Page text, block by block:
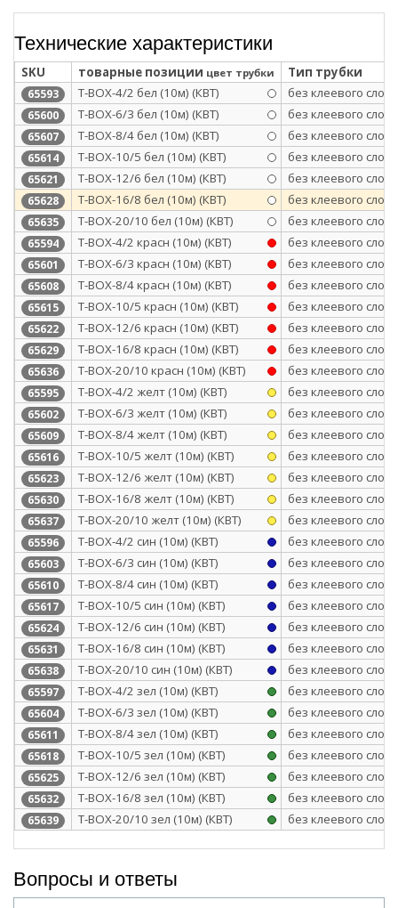
Технические характеристики
SKU товарные позиции цвет трубки Тип трубки
65593 Т-BOX-4/2 бел (10м) (КВТ) без клеевого слоя
65600 Т-BOX-6/3 бел (10м) (КВТ) без клеевого слоя
65607 Т-BOX-8/4 бел (10м) (КВТ) без клеевого слоя
65614 Т-BOX-10/5 бел (10м) (КВТ) без клеевого слоя
65621 Т-BOX-12/6 бел (10м) (КВТ) без клеевого слоя
65628 Т-BOX-16/8 бел (10м) (КВТ) без клеевого слоя
65635 Т-BOX-20/10 бел (10м) (КВТ) без клеевого слоя
65594 Т-BOX-4/2 красн (10м) (КВТ) без клеевого слоя
65601 Т-BOX-6/3 красн (10м) (КВТ) без клеевого слоя
65608 Т-BOX-8/4 красн (10м) (КВТ) без клеевого слоя
65615 Т-BOX-10/5 красн (10м) (КВТ) без клеевого слоя
65622 Т-BOX-12/6 красн (10м) (КВТ) без клеевого слоя
65629 Т-BOX-16/8 красн (10м) (КВТ) без клеевого слоя
65636 Т-BOX-20/10 красн (10м) (КВТ) без клеевого слоя
65595 Т-BOX-4/2 желт (10м) (КВТ) без клеевого слоя
65602 Т-BOX-6/3 желт (10м) (КВТ) без клеевого слоя
65609 Т-BOX-8/4 желт (10м) (КВТ) без клеевого слоя
65616 Т-BOX-10/5 желт (10м) (КВТ) без клеевого слоя
65623 Т-BOX-12/6 желт (10м) (КВТ) без клеевого слоя
65630 Т-BOX-16/8 желт (10м) (КВТ) без клеевого слоя
65637 Т-BOX-20/10 желт (10м) (КВТ) без клеевого слоя
65596 Т-BOX-4/2 син (10м) (КВТ) без клеевого слоя
65603 Т-BOX-6/3 син (10м) (КВТ) без клеевого слоя
65610 Т-BOX-8/4 син (10м) (КВТ) без клеевого слоя
65617 Т-BOX-10/5 син (10м) (КВТ) без клеевого слоя
65624 Т-BOX-12/6 син (10м) (КВТ) без клеевого слоя
65631 Т-BOX-16/8 син (10м) (КВТ) без клеевого слоя
65638 Т-BOX-20/10 син (10м) (КВТ) без клеевого слоя
65597 Т-BOX-4/2 зел (10м) (КВТ) без клеевого слоя
65604 Т-BOX-6/3 зел (10м) (КВТ) без клеевого слоя
65611 Т-BOX-8/4 зел (10м) (КВТ) без клеевого слоя
65618 Т-BOX-10/5 зел (10м) (КВТ) без клеевого слоя
65625 Т-BOX-12/6 зел (10м) (КВТ) без клеевого слоя
65632 Т-BOX-16/8 зел (10м) (КВТ) без клеевого слоя
65639 Т-BOX-20/10 зел (10м) (КВТ) без клеевого слоя
Вопросы и ответы